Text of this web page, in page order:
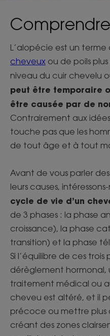
L’alopécie est un terme
cheveux ou de poils
niveau du cuir chevelu
peut être temporaire
être causée par de
Contrairement aux
touche pas que les
de tout âge et à tout
Avant de vous parler
leurs causes,
cycle de vie d’un
de 3 phases : la phase
croissance), la phase
transition) et la phase
Si l’équilibre de ces
dérèglement hormonal,
traitement médical ou
cheveu est altéré, et il
précoce ou mettre plus
créant des zones